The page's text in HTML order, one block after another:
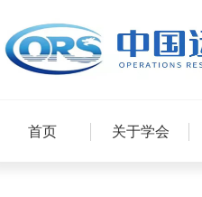
首页 关于学会